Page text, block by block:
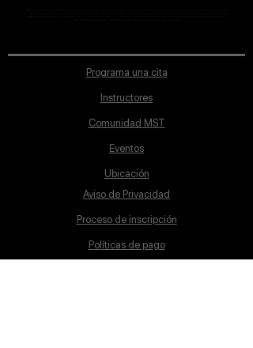
Programa una cita
Instructores
Comunidad MST
Eventos
Ubicación
Aviso de Privacidad
Proceso de inscripción
Políticas de pago